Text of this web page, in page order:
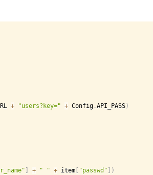
+ "users?key=" + Config .API_PASS)
] + " " + item [ "passwd" ] )